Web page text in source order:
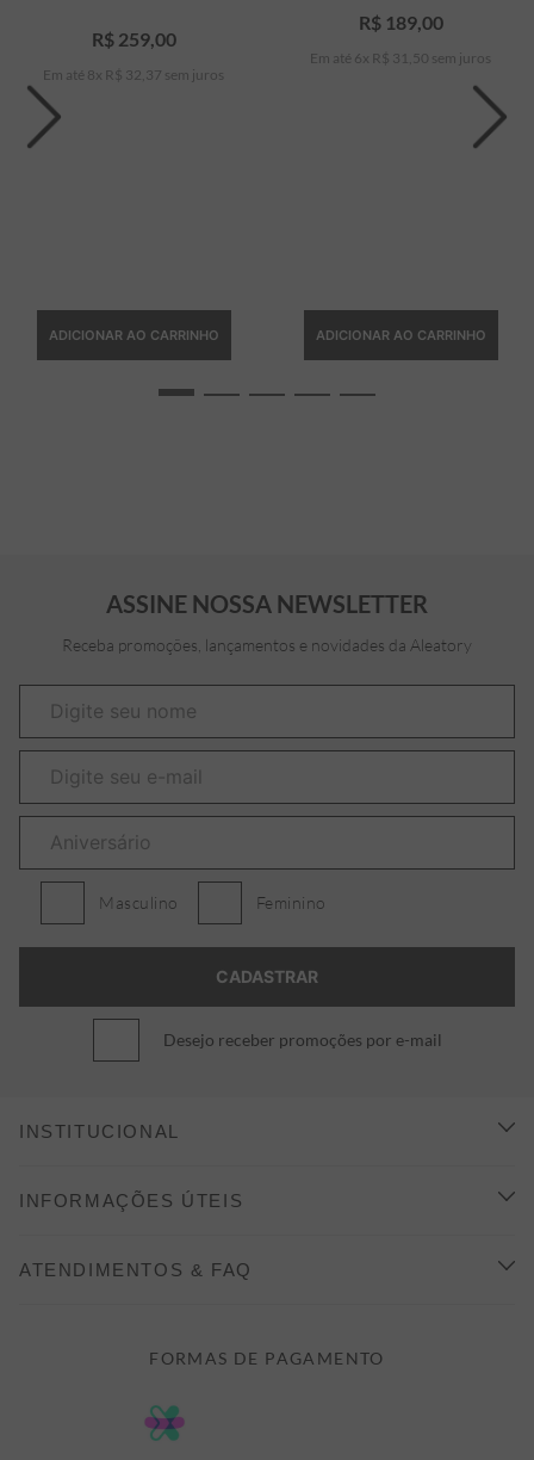
R$ 259,00
Em até 8 x R$ 32 37 sem juros
ADICIONAR AO CARRINHO
R$ 189,00
Em até 6 x R$ 31 50 sem juros
ADICIONAR AO CARRINHO
ASSINE NOSSA NEWSLETTER
Receba promoções, lançamentos e novidades da Aleatory
Masculino Feminino
Desejo receber promoções por e-mail
INSTITUCIONAL
CONHEÇA A ALEATORY
INFORMAÇÕES ÚTEIS
FORMAS DE PAGAMENTO
POLÍTICA DE PRIVACIDADE
ATENDIMENTOS & FAQ
FORMAS DE PAGAMENTO